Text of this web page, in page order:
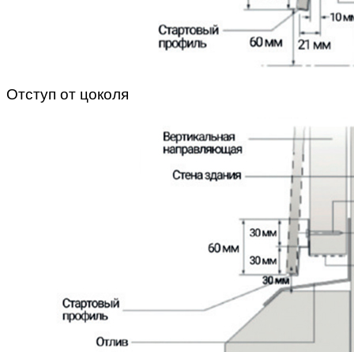
Отступ от цоколя